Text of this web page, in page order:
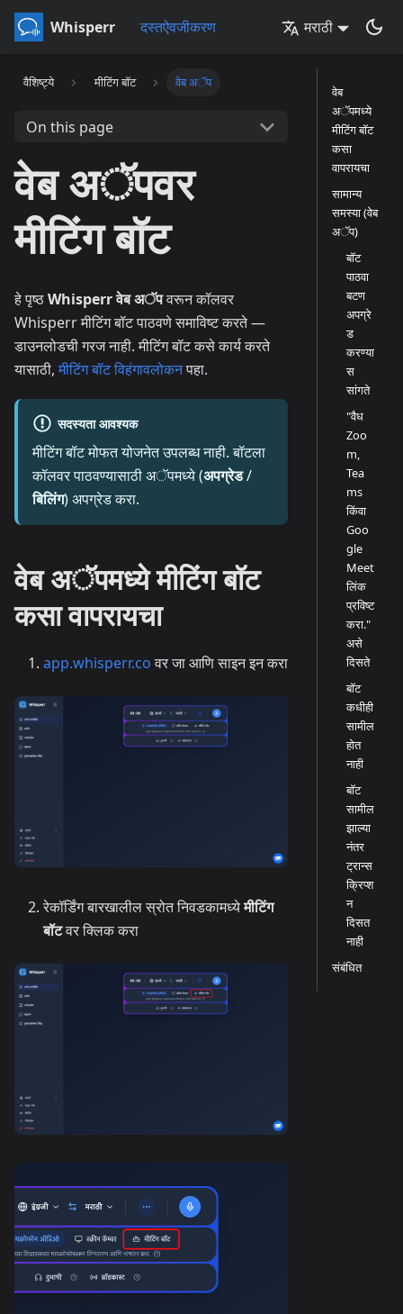
Whisperr दस्तऐवजीकरण मराठी
वैशिष्ट्ये मीटिंग बॉट वेब अॅप
On this page
वेब अॅपवर
मीटिंग बॉट
हे पृष्ठWhisperr वेब अॅपवरून कॉलवर
Whisperr मीटिंग बॉट पाठवणे समाविष्ट करते —
डाउनलोडची गरज नाही. मीटिंग बॉट कसे कार्य करते
यासाठी,मीटिंग बॉट विहंगावलोकनपहा.
सदस्यता आवश्यक
मीटिंग बॉट मोफत योजनेत उपलब्ध नाही. बॉटला
कॉलवर पाठवण्यासाठी अॅपमध्ये (अपग्रेड/
बिलिंग) अपग्रेड करा.
वेब अॅपमध्ये मीटिंग बॉट
कसा वापरायचा
app.whisperr.coवर जा आणि साइन इन करा
रेकॉर्डिंग बारखालील स्रोत निवडकामध्येमीटिंग
बॉटवर क्लिक करा
वेब
अॅपमध्ये
मीटिंग बॉट
कसा
वापरायचा
सामान्य
समस्या (वेब
अॅप)
बॉट
पाठवा
बटण
अपग्रे
ड
करण्या
स
सांगते
"वैध
Zoo
m,
Tea
ms
किंवा
Goo
gle
Meet
लिंक
प्रविष्ट
करा."
असे
दिसते
बॉट
कधीही
सामील
होत
नाही
बॉट
सामील
झाल्या
नंतर
ट्रान्स
क्रिप्श
न
दिसत
नाही
संबंधित